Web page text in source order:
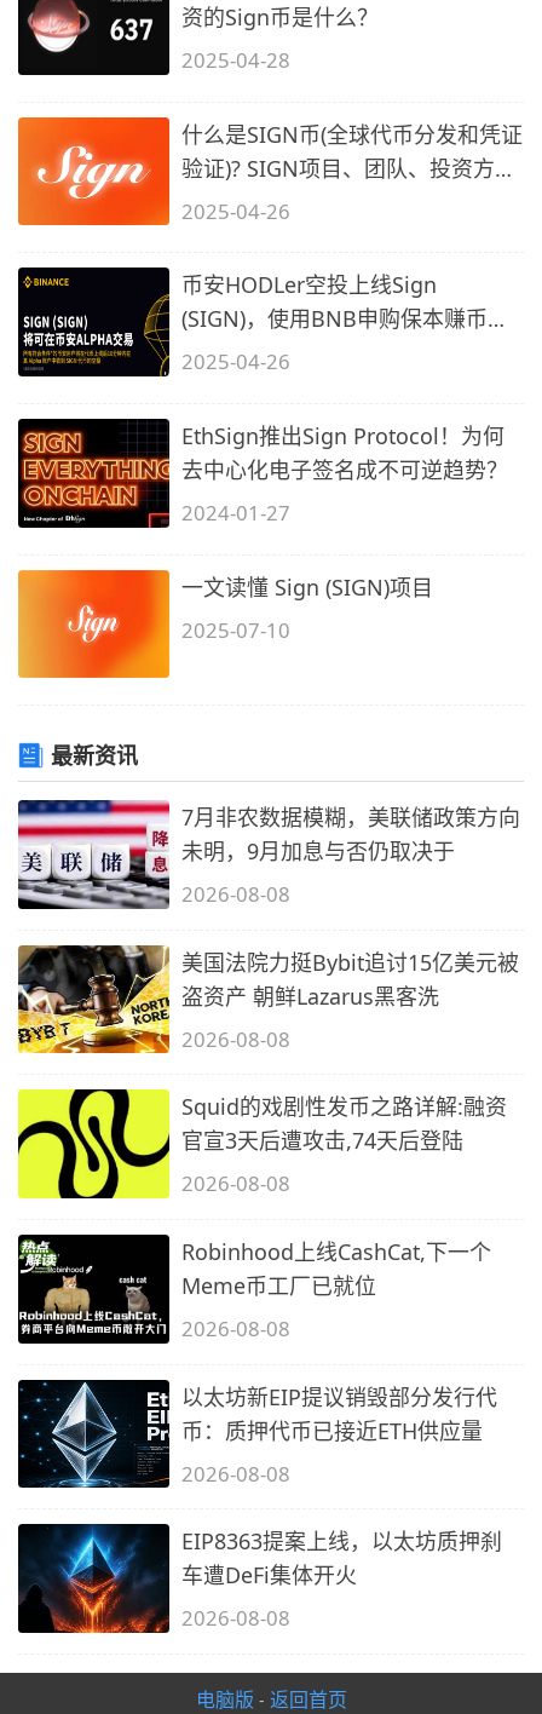
资的Sign币是什么？
2025-04-28
什么是SIGN币(全球代币分发和凭证
验证)? SIGN项目、团队、投资方介
绍
2025-04-26
币安HODLer空投上线Sign
(SIGN)，使用BNB申购保本赚币产
品，以获得SIGN
2025-04-26
EthSign推出Sign Protocol！为何
去中心化电子签名成不可逆趋势？
2024-01-27
一文读懂 Sign (SIGN)项目
2025-07-10
最新资讯
7月非农数据模糊，美联储政策方向
未明，9月加息与否仍取决于
2026-08-08
美国法院力挺Bybit追讨15亿美元被
盗资产 朝鲜Lazarus黑客洗
2026-08-08
Squid的戏剧性发币之路详解:融资
官宣3天后遭攻击,74天后登陆
2026-08-08
Robinhood上线CashCat,下一个
Meme币工厂已就位
2026-08-08
以太坊新EIP提议销毁部分发行代
币：质押代币已接近ETH供应量
2026-08-08
EIP8363提案上线，以太坊质押刹
车遭DeFi集体开火
2026-08-08
电脑版 - 返回首页